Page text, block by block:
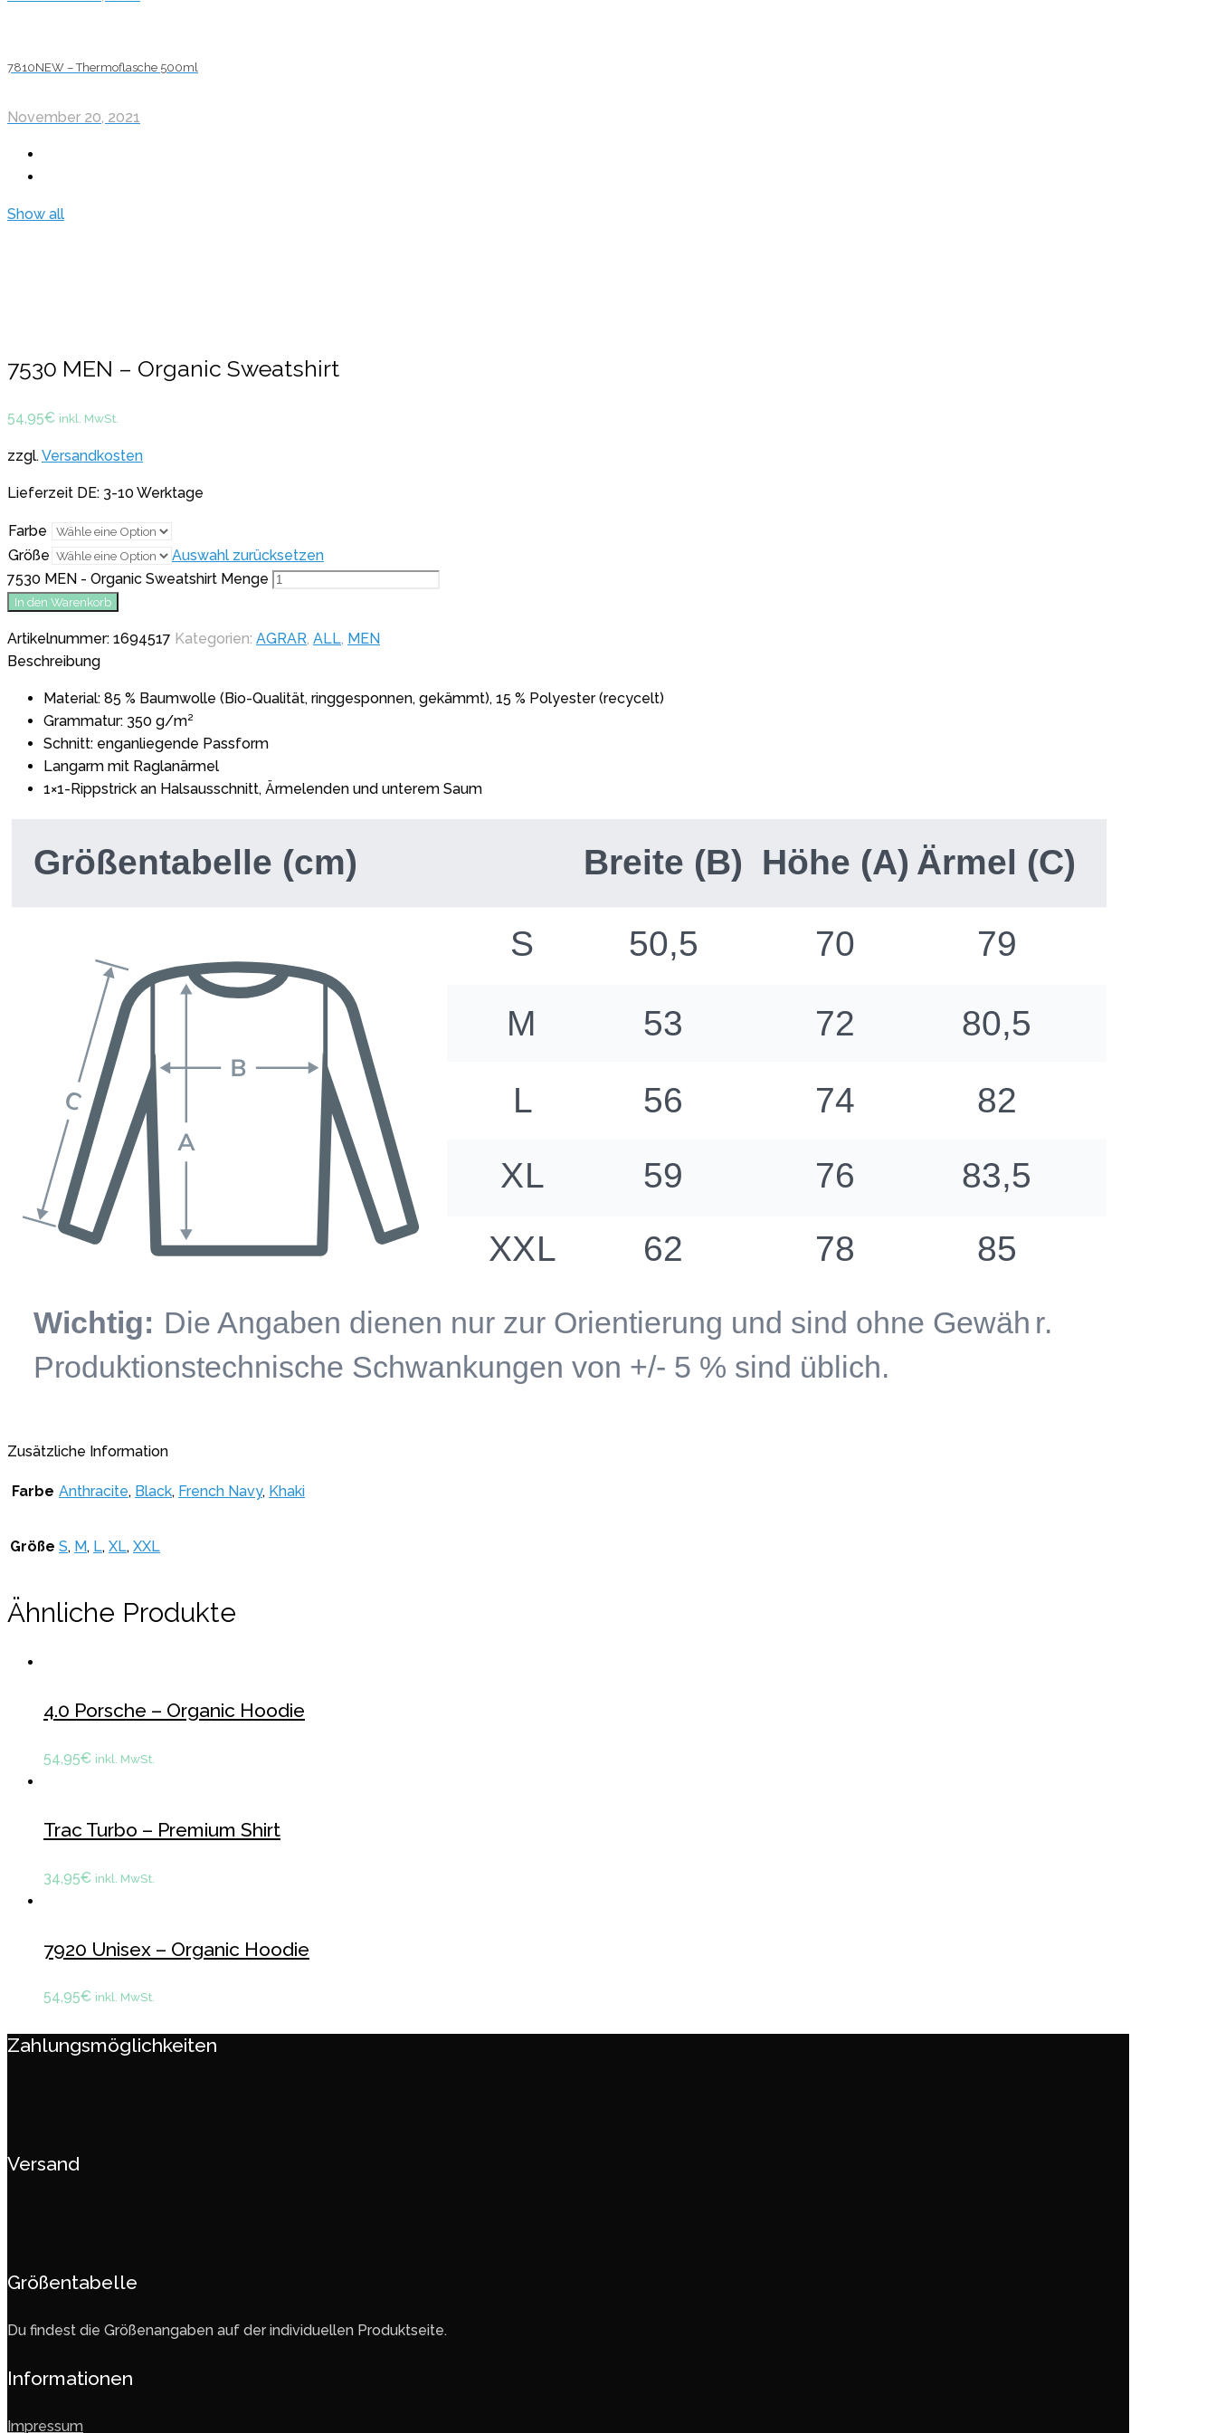
7810NEW – Thermoflasche 500ml
November 20, 2021
Show all
7530 MEN – Organic Sweatshirt
54,95€ inkl. MwSt.
zzgl. Versandkosten
Lieferzeit DE: 3-10 Werktage
Farbe
Größe
Auswahl zurücksetzen
7530 MEN - Organic Sweatshirt Menge
In den Warenkorb
Artikelnummer: 1694517 Kategorien: AGRAR, ALL, MEN
Beschreibung
Material: 85 % Baumwolle (Bio-Qualität, ringgesponnen, gekämmt), 15 % Polyester (recycelt)
Grammatur: 350 g/m²
Schnitt: enganliegende Passform
Langarm mit Raglanärmel
1×1-Rippstrick an Halsausschnitt, Ärmelenden und unterem Saum
Zusätzliche Information
Farbe Anthracite, Black, French Navy, Khaki
Größe S, M, L, XL, XXL
Ähnliche Produkte
4.0 Porsche – Organic Hoodie
54,95€ inkl. MwSt.
Trac Turbo – Premium Shirt
34,95€ inkl. MwSt.
7920 Unisex – Organic Hoodie
54,95€ inkl. MwSt.
Zahlungsmöglichkeiten
Versand
Größentabelle
Du findest die Größenangaben auf der individuellen Produktseite.
Informationen
Impressum